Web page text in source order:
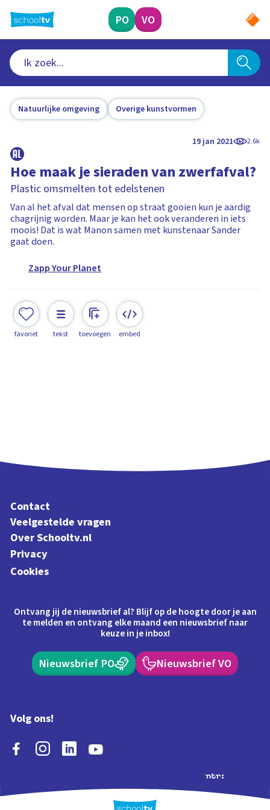
naar
hoofdinhoud
PO VO
Natuurlijke omgeving Overige kunstvormen
19 jan 2021 2.6k
Hoe maak je sieraden van zwerfafval?
Plastic omsmelten tot edelstenen
Van al het afval dat mensen op straat gooien kun je aardig
chagrijnig worden. Maar je kan het ook veranderen in iets
moois! Dat is wat Manon samen met kunstenaar Sander
gaat doen.
Zapp Your Planet
favoriet tekst toevoegen embed
Contact
Veelgestelde vragen
Over Schooltv.nl
Privacy
Cookies
Ontvang jij de nieuwsbrief al? Blijf op de hoogte door je aan
te melden en ontvang elke maand een nieuwsbrief naar
keuze in je inbox!
Nieuwsbrief PO Nieuwsbrief VO
Volg ons!